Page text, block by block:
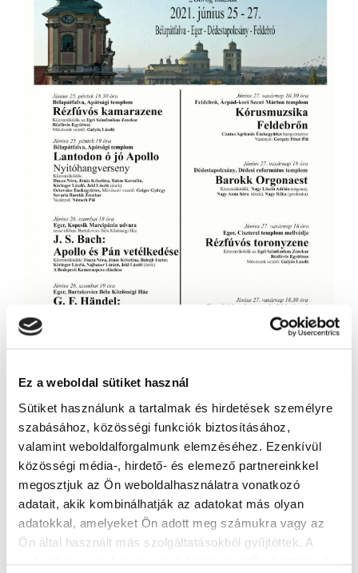
Ez a weboldal sütiket használ
Sütiket használunk a tartalmak és hirdetések személyre
szabásához, közösségi funkciók biztosításához,
valamint weboldalforgalmunk elemzéséhez. Ezenkívül
közösségi média-, hirdető- és elemező partnereinkkel
megosztjuk az Ön weboldalhasználatra vonatkozó
adatait, akik kombinálhatják az adatokat más olyan
adatokkal, amelyeket Ön adott meg számukra vagy az
Ön által használt más szolgáltatásokból gyűjtöttek. A